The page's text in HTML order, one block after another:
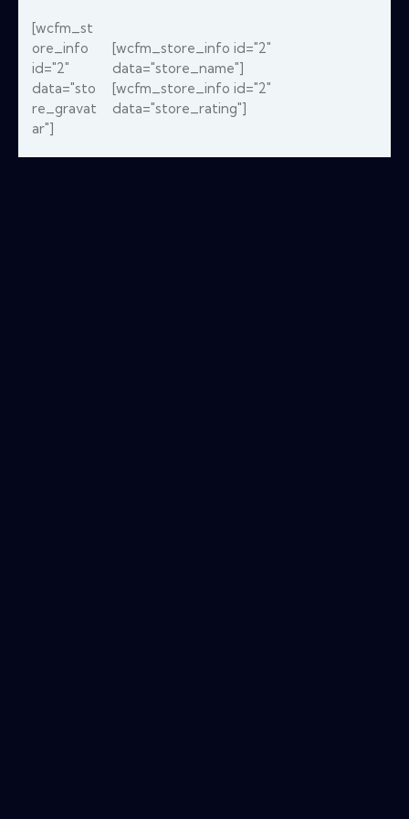
[wcfm_st
ore_info
id="2"
data="sto
re_gravat
ar"]
[wcfm_store_info id="2"
data="store_name"]
[wcfm_store_info id="2"
data="store_rating"]